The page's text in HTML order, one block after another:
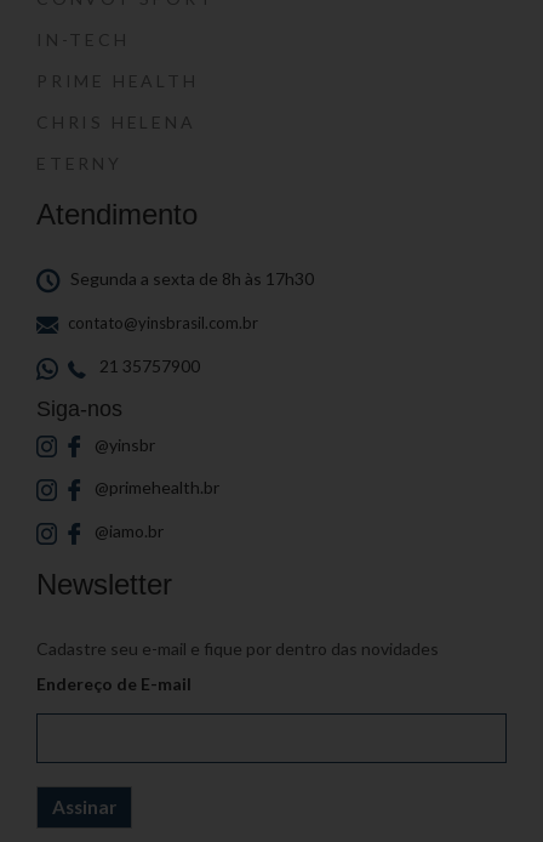
IN-TECH
PRIME HEALTH
CHRIS HELENA
ETERNY
Atendimento
Segunda a sexta de 8h às 17h30
contato@yinsbrasil.com.br
21 35757900
Siga-nos
@yinsbr
@primehealth.br
@iamo.br
Newsletter
Cadastre seu e-mail e fique por dentro das novidades
Endereço de E-mail